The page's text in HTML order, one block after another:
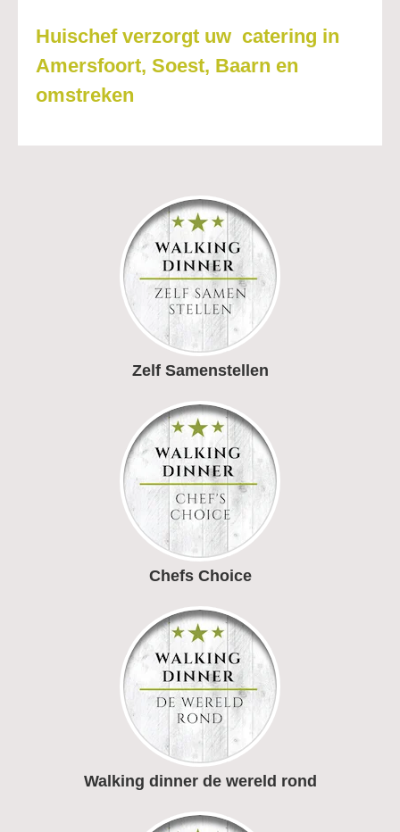
Huischef verzorgt uw catering in
Amersfoort, Soest, Baarn en
omstreken
Zelf Samenstellen
Chefs Choice
Walking dinner de wereld rond